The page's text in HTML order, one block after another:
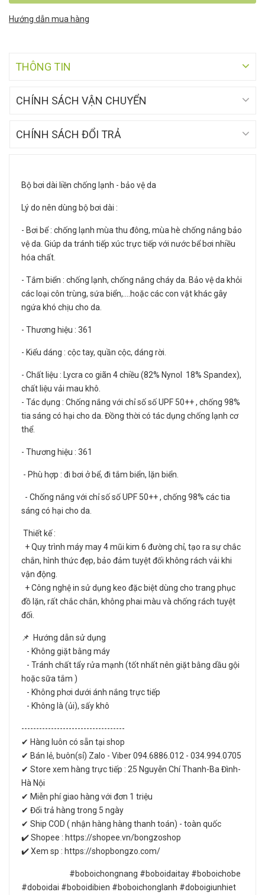
Hướng dẫn mua hàng
THÔNG TIN
CHÍNH SÁCH VẬN CHUYỂN
CHÍNH SÁCH ĐỔI TRẢ
Bộ bơi dài liền chống lạnh - bảo vệ da
Lý do nên dùng bộ bơi dài :
- Bơi bể : chống lạnh mùa thu đông, mùa hè chống nắng bảo
vệ da. Giúp da tránh tiếp xúc trực tiếp với nước bể bơi nhiều
hóa chất.
- Tắm biển : chống lạnh, chống nắng cháy da. Bảo vệ da khỏi
các loại côn trùng, sứa biển,....hoặc các con vật khác gây
ngứa khó chịu cho da.
- Thương hiệu : 361
- Kiểu dáng : cộc tay, quần cộc, dáng rời.
- Chất liệu : Lycra co giãn 4 chiều (82% Nynol 18% Spandex),
chất liệu vải mau khô.
- Tác dụng : Chống nắng với chỉ số số UPF 50++ , chống 98%
tia sáng có hại cho da. Đồng thời có tác dụng chống lạnh cơ
thể.
- Thương hiệu : 361
- Phù hợp : đi bơi ở bể, đi tắm biển, lặn biển.
- Chống nắng với chỉ số số UPF 50++ , chống 98% các tia
sáng có hại cho da.
Thiết kế :
+ Quy trình máy may 4 mũi kim 6 đường chỉ, tạo ra sự chắc
chắn, hình thức đẹp, bảo đảm tuyệt đối không rách vải khi
vận động.
+ Công nghệ in sử dụng keo đặc biệt dùng cho trang phục
đồ lặn, rất chắc chắn, không phai màu và chống rách tuyệt
đối.
📌 Hướng dẫn sử dụng
- Không giặt bằng máy
- Tránh chất tẩy rửa mạnh (tốt nhất nên giặt bằng dầu gội
hoặc sữa tắm )
- Không phơi dưới ánh nắng trực tiếp
- Không là (ủi), sấy khô
-----------------------------------
✔ Hàng luôn có sẵn tại shop
✔ Bán lẻ, buôn(sỉ) Zalo - Viber 094.6886.012 - 034.994.0705
✔ Store xem hàng trực tiếp : 25 Nguyễn Chí Thanh-Ba Đình-
Hà Nội
✔ Miễn phí giao hàng với đơn 1 triệu
✔ Đổi trả hàng trong 5 ngày
✔ Ship COD ( nhận hàng hàng thanh toán) - toàn quốc
✔️ Shopee : https://shopee.vn/bongzoshop
✔️ Xem sp : https://shopbongzo.com/
#boboichongnang #boboidaitay #boboichobe
#doboidai #boboidibien #boboichonglanh #doboigiunhiet